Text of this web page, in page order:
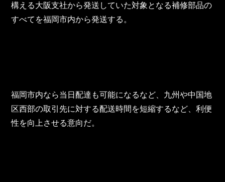
構える大阪支社から発送していた対象となる補修部品の
すべてを福岡市内から発送する。
福岡市内なら当日配達も可能になるなど、九州や中国地
区西部の取引先に対する配送時間を短縮するなど、利便
性を向上させる意向だ。